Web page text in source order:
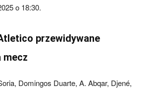
o 18:30.
przewidywane
mecz
Domingos Duarte, A. Abqar, Djené,